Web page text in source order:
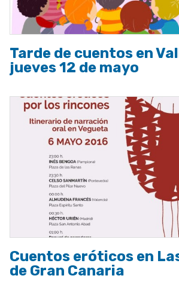
Tarde de cuentos en
jueves 12 de mayo
Cuentos eróticos en
de Gran Canaria